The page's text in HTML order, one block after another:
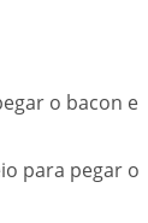
o bacon e
para pegar o